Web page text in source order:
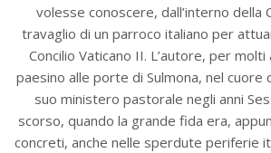
volesse conoscere, dall’interno della
travaglio di un parroco italiano per
Concilio Vaticano II. L’autore, per molti
paesino alle porte di Sulmona, nel cuore
suo ministero pastorale negli anni
scorso, quando la grande fida era,
concreti, anche nelle sperdute periferie